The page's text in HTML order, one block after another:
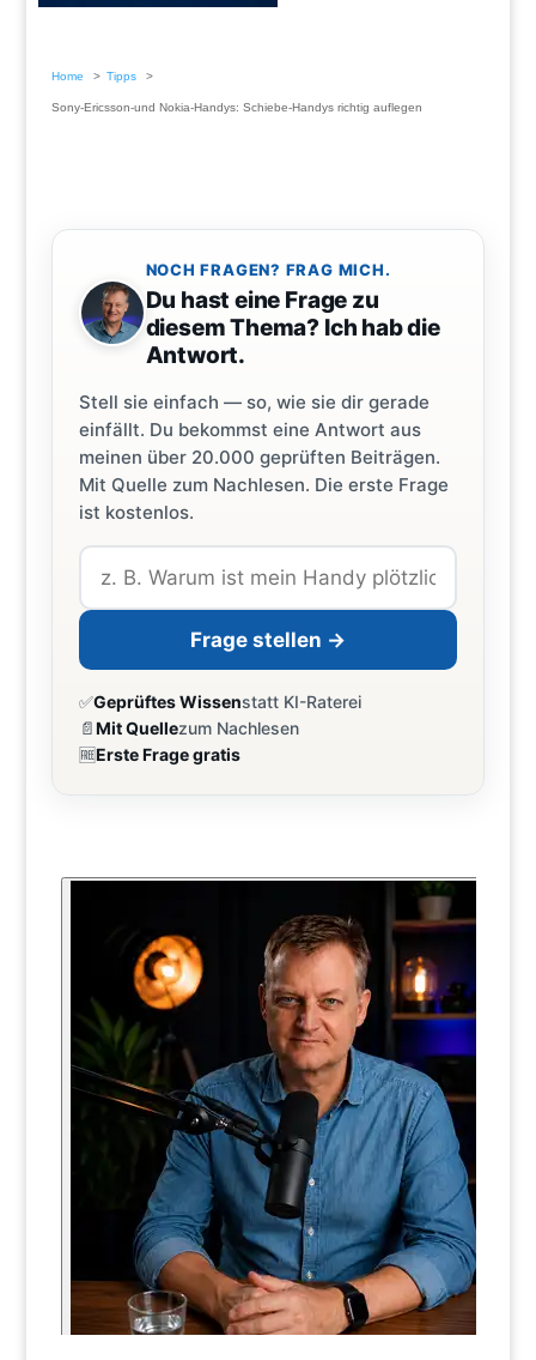
Home Tipps
Sony-Ericsson-und Nokia-Handys: Schiebe-Handys richtig auflegen
NOCH FRAGEN? FRAG MICH.
Du hast eine Frage zu
diesem Thema? Ich hab die
Antwort.
Stell sie einfach — so, wie sie dir gerade
einfällt. Du bekommst eine Antwort aus
meinen über 20.000 geprüften Beiträgen.
Mit Quelle zum Nachlesen. Die erste Frage
ist kostenlos.
Frage stellen →
✅Geprüftes Wissenstatt KI-Raterei
📄Mit Quellezum Nachlesen
🆓Erste Frage gratis